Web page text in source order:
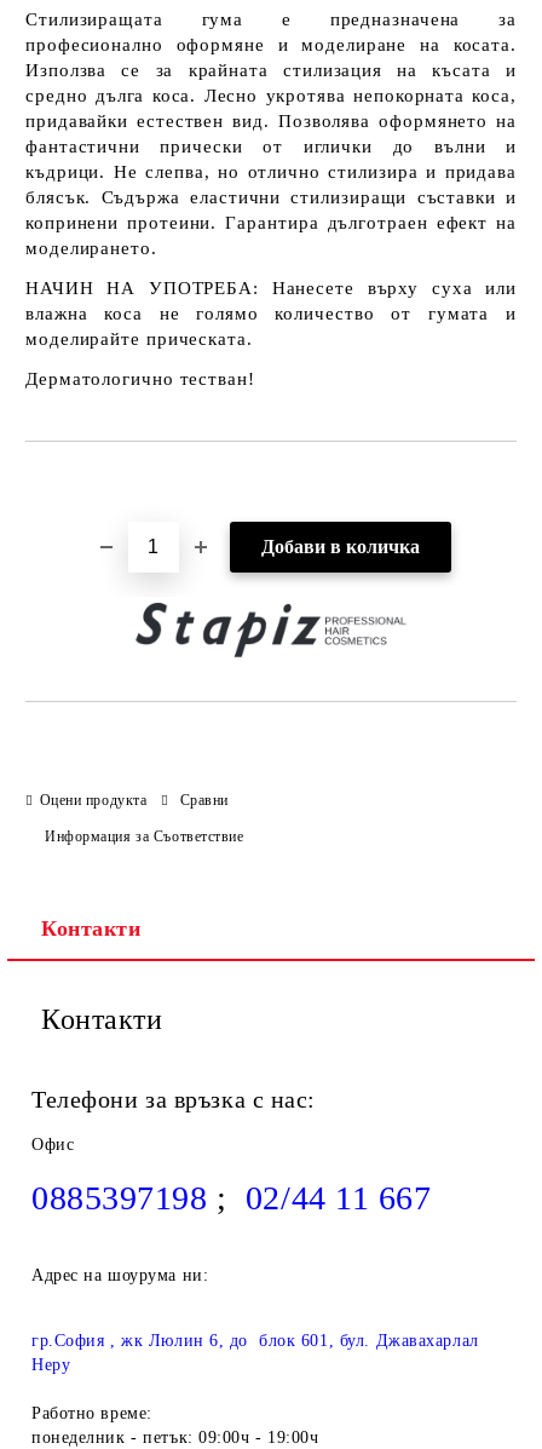
Стилизиращата гума е предназначена за
професионално оформяне и моделиране на косата.
Използва се за крайната стилизация на късата и
средно дълга коса. Лесно укротява непокорната коса,
придавайки естествен вид. Позволява оформянето на
фантастични прически от иглички до вълни и
къдрици. Не слепва, но отлично стилизира и придава
блясък. Съдържа еластични стилизиращи съставки и
копринени протеини. Гарантира дълготраен ефект на
моделирането.
НАЧИН НА УПОТРЕБА: Нанесете върху суха или
влажна коса не голямо количество от гумата и
моделирайте прическата.
Дерматологично тестван!
Оцени продукта Сравни
Информация за Съответствие
Контакти
Контакти
Телефони за връзка с нас:
Офис
0885397198 ; 02/44 11 667
Адрес на шоурума ни:
гр.София , жк Люлин 6, до блок 601, бул. Джавахарлал
Неру
Работно време:
понеделник - петък: 09:00ч - 19:00ч